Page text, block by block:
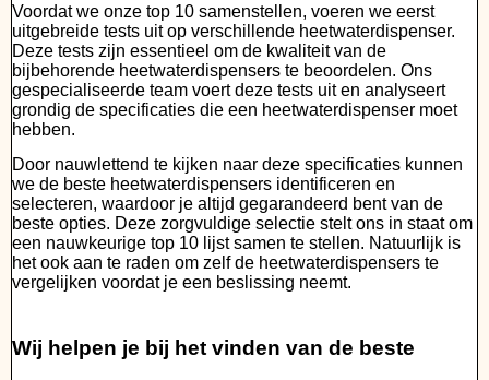
Voordat we onze top 10 samenstellen, voeren we eerst
uitgebreide tests uit op verschillende heetwaterdispenser.
Deze tests zijn essentieel om de kwaliteit van de
bijbehorende heetwaterdispensers te beoordelen. Ons
gespecialiseerde team voert deze tests uit en analyseert
grondig de specificaties die een heetwaterdispenser moet
hebben.
Door nauwlettend te kijken naar deze specificaties kunnen
we de beste heetwaterdispensers identificeren en
selecteren, waardoor je altijd gegarandeerd bent van de
beste opties. Deze zorgvuldige selectie stelt ons in staat om
een nauwkeurige top 10 lijst samen te stellen. Natuurlijk is
het ook aan te raden om zelf de heetwaterdispensers te
vergelijken voordat je een beslissing neemt.
Wij helpen je bij het vinden van de beste